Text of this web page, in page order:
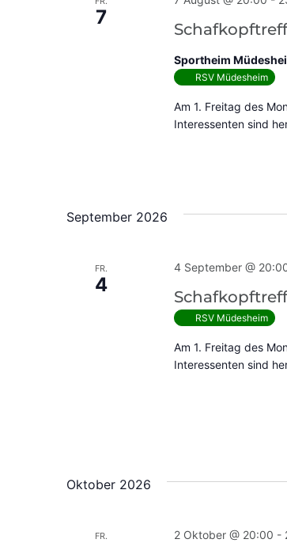
7
Schafkopftreff
Sportheim
RSV Müdesheim
Am 1. Freitag des
Interessenten sind
September 2026
FR.
4
Schafkopftreff
4 September @
RSV Müdesheim
Am 1. Freitag des
Interessenten sind
Oktober 2026
FR. 2 Oktober @ 20:00 -